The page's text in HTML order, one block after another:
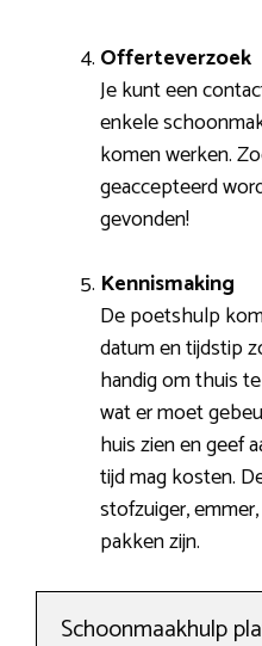
Offerteverzoek
Je kunt een
enkele
komen werken.
geaccepteerd
gevonden!
Kennismaking
De poetshulp
datum en tijdstip
handig om thuis
wat er moet
huis zien en geef
tijd mag kosten.
stofzuiger,
pakken zijn.
Schoonmaakhulp